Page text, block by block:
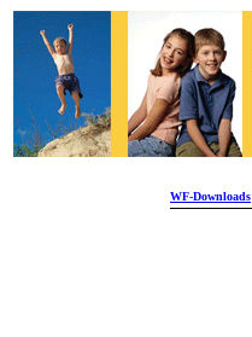
WF-Downloads